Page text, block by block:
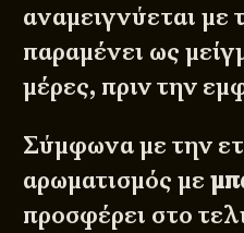
αναμειγνύεται με
παραμένει ως
μέρες, πριν την
Σύμφωνα με την
αρωματισμός με
προσφέρει στο